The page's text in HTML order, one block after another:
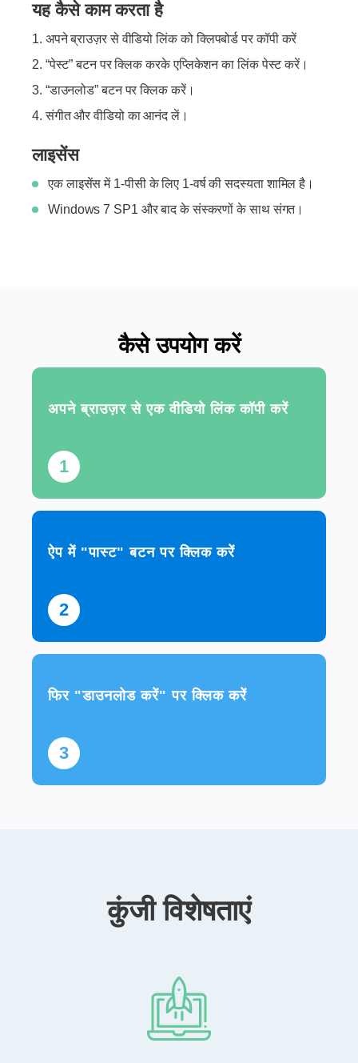
यह कैसे काम करता है
अपने ब्राउज़र से वीडियो लिंक को क्लिपबोर्ड पर कॉपी करें
“पेस्ट” बटन पर क्लिक करके एप्लिकेशन का लिंक पेस्ट करें।
“डाउनलोड” बटन पर क्लिक करें।
संगीत और वीडियो का आनंद लें।
लाइसेंस
एक लाइसेंस में 1-पीसी के लिए 1-वर्ष की सदस्यता शामिल है।
Windows 7 SP1 और बाद के संस्करणों के साथ संगत।
कैसे उपयोग करें
1
अपने ब्राउज़र से एक वीडियो लिंक कॉपी करें
2
ऐप में "पास्ट" बटन पर क्लिक करें
3
फिर "डाउनलोड करें" पर क्लिक करें
कुंजी विशेषताएं